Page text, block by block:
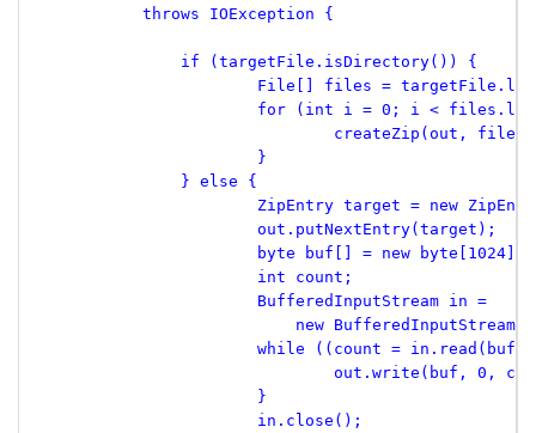
throws IOException {
if (targetFile.isDirectory()) {
File[] files =
for (int i = 0; i <
createZip(out,
}
} else {
ZipEntry target = new
out.putNextEntry(target);
byte buf[] = new byte[1024];
int count;
BufferedInputStream in =
new
while ((count =
out.write(buf, 0,
}
in.close();